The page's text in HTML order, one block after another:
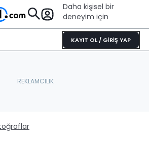
Daha kişisel bir
deneyim için
KAYIT OL / GİRİŞ YAP